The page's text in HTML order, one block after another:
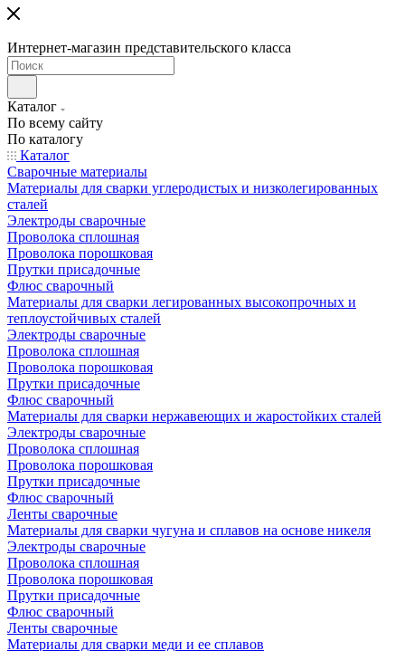
Интернет-магазин представительского класса
Каталог
По всему сайту
По каталогу
Каталог
Сварочные материалы
Материалы для сварки углеродистых и низколегированных
сталей
Электроды сварочные
Проволока сплошная
Проволока порошковая
Прутки присадочные
Флюс сварочный
Материалы для сварки легированных высокопрочных и
теплоустойчивых сталей
Электроды сварочные
Проволока сплошная
Проволока порошковая
Прутки присадочные
Флюс сварочный
Материалы для сварки нержавеющих и жаростойких сталей
Электроды сварочные
Проволока сплошная
Проволока порошковая
Прутки присадочные
Флюс сварочный
Ленты сварочные
Материалы для сварки чугуна и сплавов на основе никеля
Электроды сварочные
Проволока сплошная
Проволока порошковая
Прутки присадочные
Флюс сварочный
Ленты сварочные
Материалы для сварки меди и ее сплавов